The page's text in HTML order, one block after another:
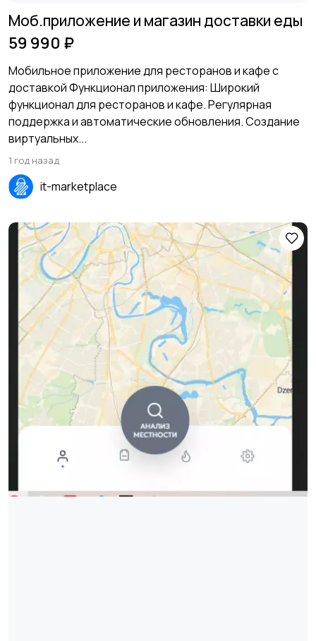
Моб.приложение и магазин доставки еды
59 990 ₽
Мобильное приложение для ресторанов и кафе с
доставкой Функционал приложения: Широкий
функционал для ресторанов и кафе. Регулярная
поддержка и автоматические обновления. Создание
виртуальных...
1 год назад
it-marketplace